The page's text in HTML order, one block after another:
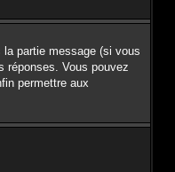
la partie message (si vous
réponses. Vous pouvez
permettre aux